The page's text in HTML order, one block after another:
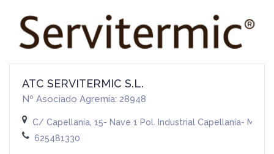
ATC SERVITERMIC S.L.
Nº Asociado Agremia: 28948
C/ Capellanía, 15- Nave 1 Pol. Industrial Capellanía-
625481330